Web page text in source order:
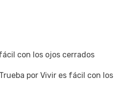
con los ojos cerrados
por Vivir es fácil con los